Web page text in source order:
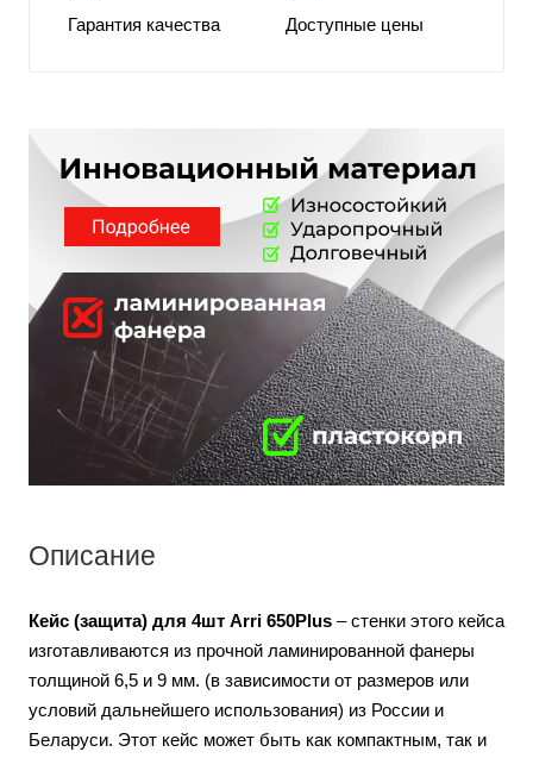
Гарантия качества Доступные цены
Описание
Кейс (защита) для 4шт Arri 650Plus – стенки этого кейса
изготавливаются из прочной ламинированной фанеры
толщиной 6,5 и 9 мм. (в зависимости от размеров или
условий дальнейшего использования) из России и
Беларуси. Этот кейс может быть как компактным, так и